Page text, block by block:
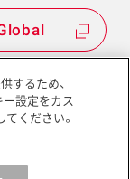
ー
するため、
設定をカス
ください。